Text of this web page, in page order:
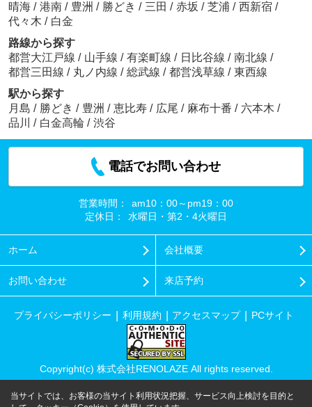
晴海 / 港南 / 豊洲 / 勝どき / 三田 / 赤坂 / 芝浦 / 西新宿 /
代々木 / 白金
路線から探す
都営大江戸線 / 山手線 / 有楽町線 / 日比谷線 / 南北線 /
都営三田線 / 丸ノ内線 / 総武線 / 都営浅草線 / 東西線
駅から探す
月島 / 勝どき / 豊洲 / 恵比寿 / 広尾 / 麻布十番 / 六本木 /
品川 / 白金高輪 / 渋谷
電話でお問い合わせ
営業時間：
am10：00～pm19：00
定休日：
水曜日・第2・4火曜日
ホーム 会社概要
お問い合わせ 来店予約
プライバシーポリシー 利用規約 アクセスマップ PCサイト
Copyright(c) 株式会社RENOLAZE All rights reserved.
当サイトでは、お客様の当サイト利用状況把握、サービス向上検討を目的と